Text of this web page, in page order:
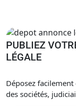
PUBLIEZ
LÉGALE
Déposez
des sociétés,